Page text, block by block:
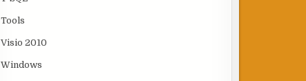
Tools
Visio 2010
Windows